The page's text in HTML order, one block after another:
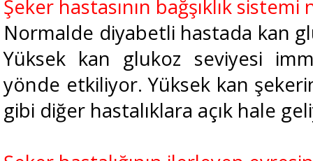
Şeker hastasının bağşıklık
Normalde diyabetli hastada kan
Yüksek kan glukoz seviyesi
yönde etkiliyor. Yüksek kan
gibi diğer hastalıklara açık hale